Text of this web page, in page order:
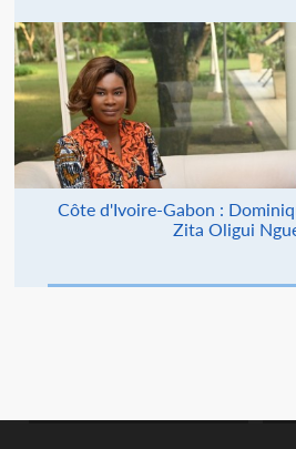
Côte d'Ivoire-Gabon :
Zita Oligui